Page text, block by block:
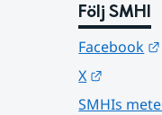
Följ SMHI
Facebook
X
SMHIs